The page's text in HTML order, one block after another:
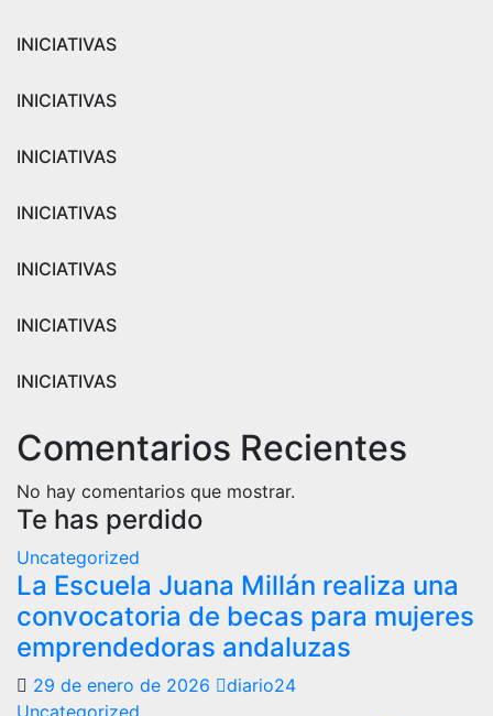
INICIATIVAS
INICIATIVAS
INICIATIVAS
INICIATIVAS
INICIATIVAS
INICIATIVAS
INICIATIVAS
Comentarios Recientes
No hay comentarios que mostrar.
Te has perdido
Uncategorized
La Escuela Juana Millán realiza una
convocatoria de becas para mujeres
emprendedoras andaluzas
29 de enero de 2026
diario24
Uncategorized